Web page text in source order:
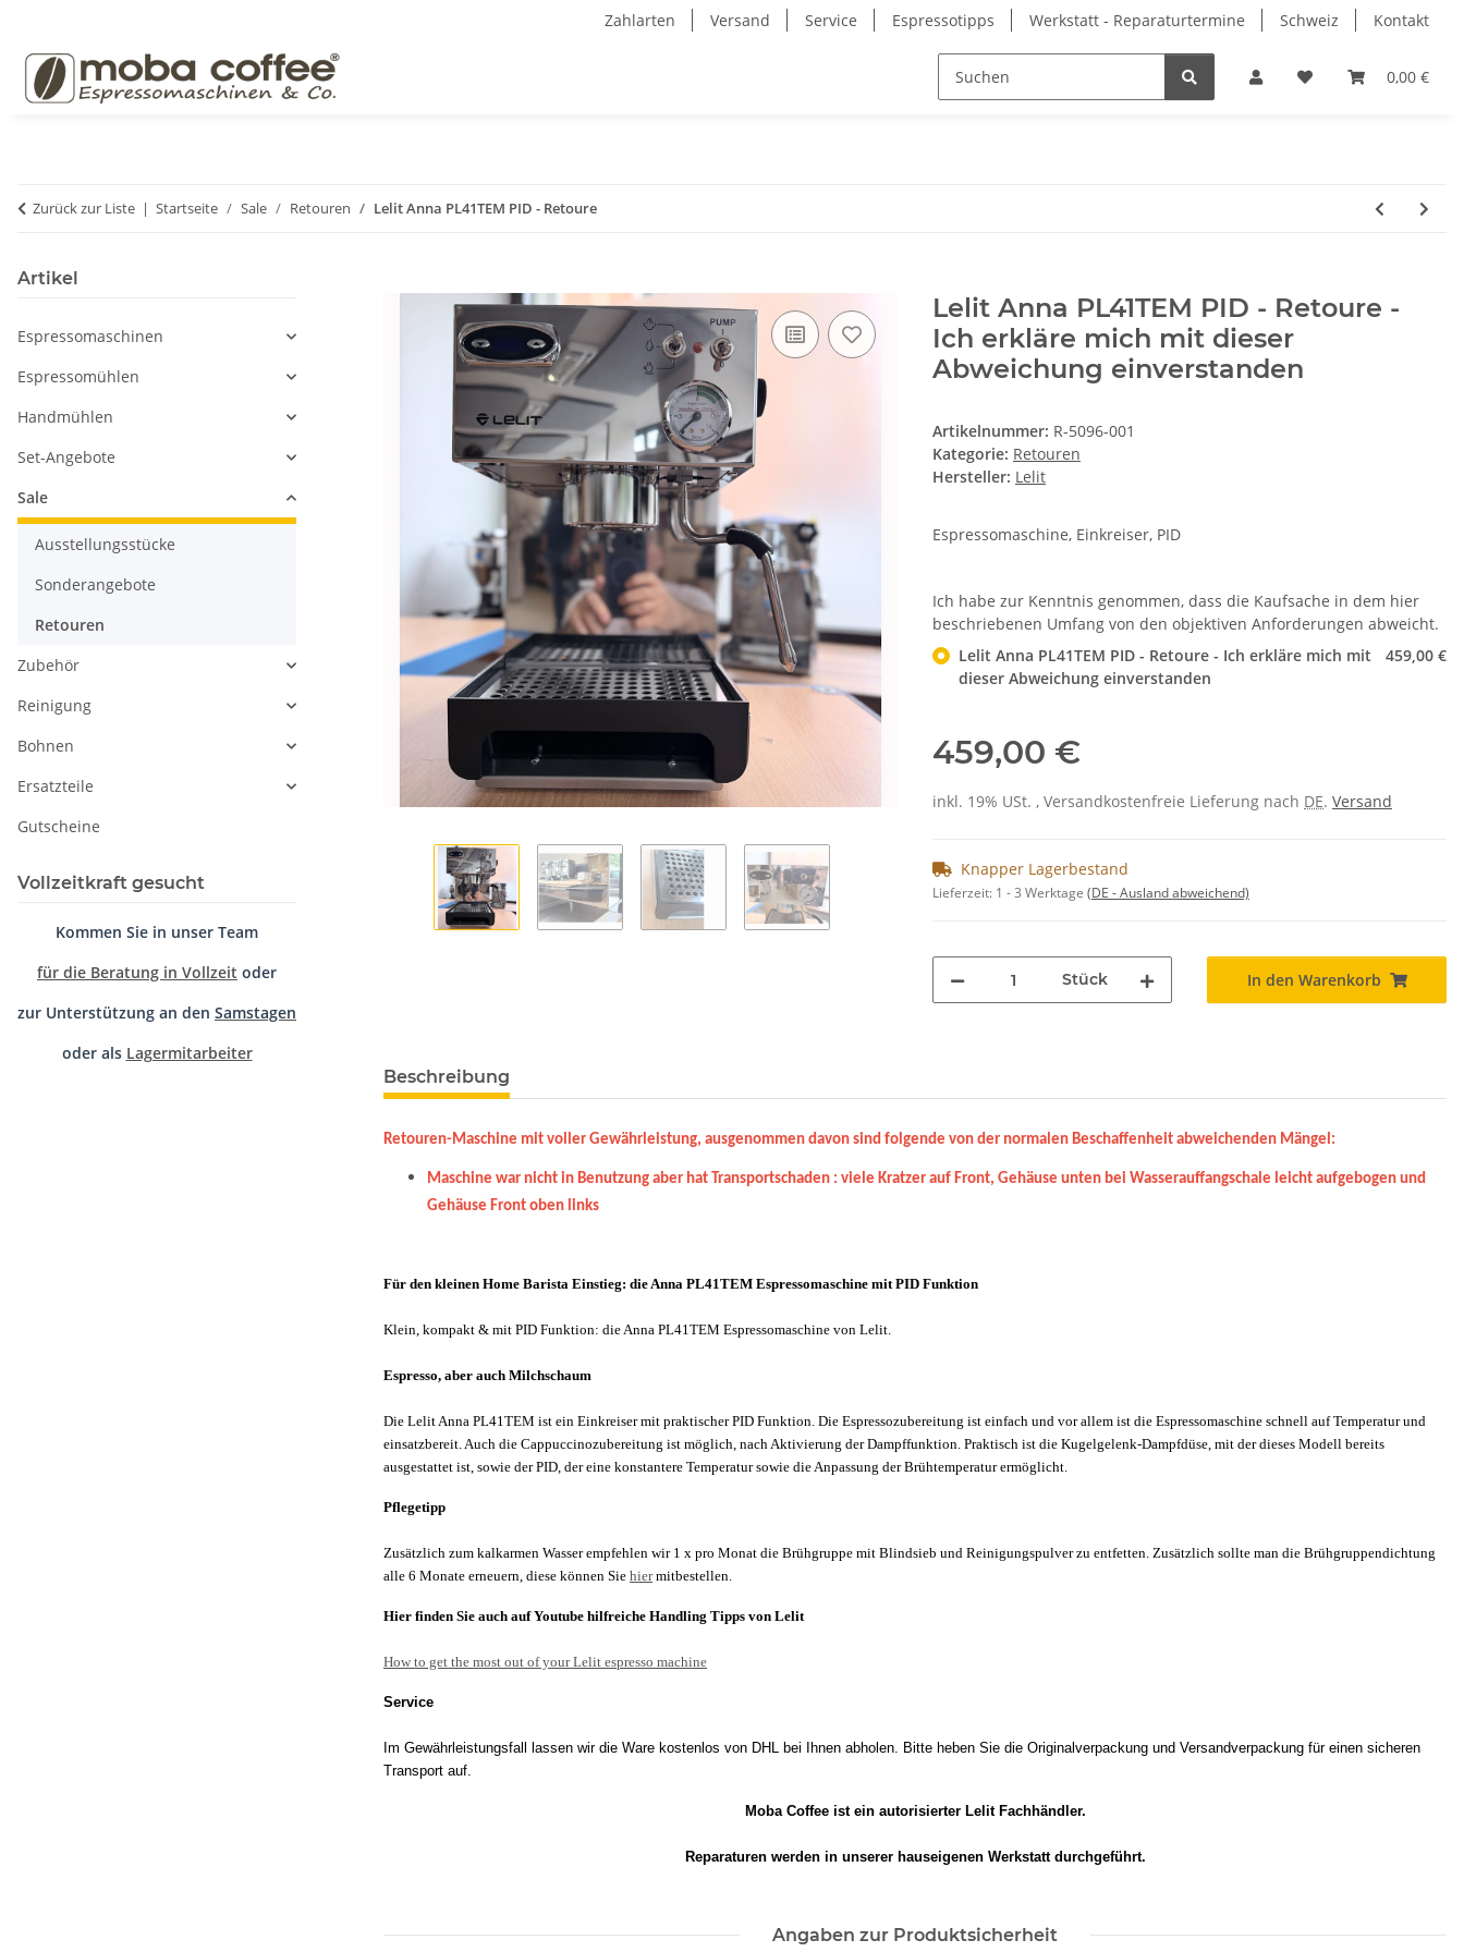
Zahlarten Versand Service Espressotipps Werkstatt - Reparaturtermine Schweiz Kontakt
0,00 €
Zurück zur Liste Startseite Sale Retouren Lelit Anna PL41TEM PID - Retoure
Lelit Anna PL41TEM PID - Retoure -
Ich erkläre mich mit dieser
Abweichung einverstanden
Artikelnummer: R-5096-001
Kategorie: Retouren
Hersteller: Lelit
Espressomaschine, Einkreiser, PID
Ich habe zur Kenntnis genommen, dass die Kaufsache in dem hier
beschriebenen Umfang von den objektiven Anforderungen abweicht.
Lelit Anna PL41TEM PID - Retoure - Ich erkläre mich mit
dieser Abweichung einverstanden
459,00 €
459,00 €
inkl. 19% USt. , Versandkostenfreie Lieferung nach DE. Versand
Knapper Lagerbestand
Lieferzeit: 1 - 3 Werktage (DE - Ausland abweichend)
Stück In den Warenkorb
Beschreibung
Retouren-Maschine mit voller Gewährleistung, ausgenommen davon sind folgende von der normalen Beschaffenheit abweichenden Mängel:
Maschine war nicht in Benutzung aber hat Transportschaden : viele Kratzer auf Front, Gehäuse unten bei Wasserauffangschale leicht aufgebogen und
Gehäuse Front oben links
Für den kleinen Home Barista Einstieg: die Anna PL41TEM Espressomaschine mit PID Funktion
Klein, kompakt & mit PID Funktion: die Anna PL41TEM Espressomaschine von Lelit.
Espresso, aber auch Milchschaum
Die Lelit Anna PL41TEM ist ein Einkreiser mit praktischer PID Funktion. Die Espressozubereitung ist einfach und vor allem ist die Espressomaschine schnell auf Temperatur und
einsatzbereit. Auch die Cappuccinozubereitung ist möglich, nach Aktivierung der Dampffunktion. Praktisch ist die Kugelgelenk-Dampfdüse, mit der dieses Modell bereits
ausgestattet ist, sowie der PID, der eine konstantere Temperatur sowie die Anpassung der Brühtemperatur ermöglicht.
Pflegetipp
Zusätzlich zum kalkarmen Wasser empfehlen wir 1 x pro Monat die Brühgruppe mit Blindsieb und Reinigungspulver zu entfetten. Zusätzlich sollte man die Brühgruppendichtung
alle 6 Monate erneuern, diese können Sie hiermitbestellen.
Hier finden Sie auch auf Youtube hilfreiche Handling Tipps von Lelit
How to get the most out of your Lelit espresso machine
Service
Im Gewährleistungsfall lassen wir die Ware kostenlos von DHL bei Ihnen abholen. Bitte heben Sie die Originalverpackung und Versandverpackung für einen sicheren
Transport auf.
Moba Coffee ist ein autorisierter Lelit Fachhändler.
Reparaturen werden in unserer hauseigenen Werkstatt durchgeführt.
Angaben zur Produktsicherheit
Artikel
Espressomaschinen
Espressomühlen
Handmühlen
Set-Angebote
Sale
Ausstellungsstücke
Sonderangebote
Retouren
Zubehör
Reinigung
Bohnen
Ersatzteile
Gutscheine
Vollzeitkraft gesucht
Kommen Sie in unser Team
für die Beratung in Vollzeit oder
zur Unterstützung an den Samstagen
oder als Lagermitarbeiter